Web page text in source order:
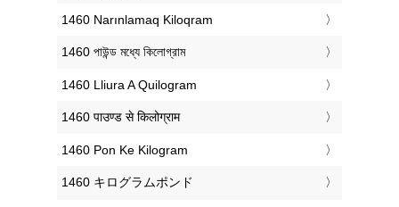
‎1460 Narınlamaq Kiloqram
‎1460 পাউন্ড মধ্যে কিলোগ্রাম
‎1460 Lliura A Quilogram
‎1460 पाउण्ड से किलोग्राम
‎1460 Pon Ke Kilogram
‎1460 キログラムポンド